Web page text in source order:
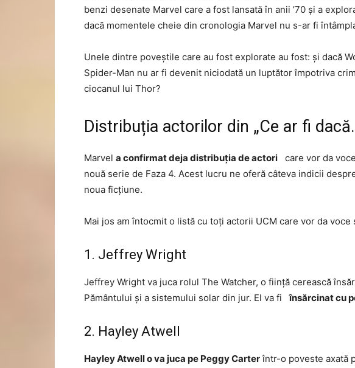
benzi desenate Marvel care a fost lansată în anii ’70 și a
dacă momentele cheie din cronologia Marvel nu s-ar fi
Unele dintre poveștile care au fost explorate au fost: și dacă
Spider-Man nu ar fi devenit niciodată un luptător împotriva
ciocanul lui Thor?
Distribuția actorilor din „Ce ar fi
Marvel a confirmat deja distribuția de actori care vor da
nouă serie de Faza 4. Acest lucru ne oferă câteva indicii
noua ficțiune.
Mai jos am întocmit o listă cu toți actorii UCM care vor da voce
1. Jeffrey Wright
Jeffrey Wright va juca rolul The Watcher, o ființă cerească
Pământului și a sistemului solar din jur. El va fiînsărcinat cu
2. Hayley Atwell
Hayley Atwell o va juca pe Peggy Carterîntr-o poveste axată